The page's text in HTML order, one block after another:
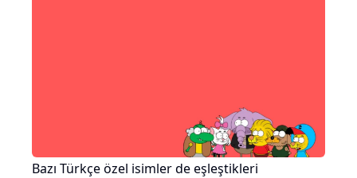
Bazı Türkçe özel isimler de eşleştikleri